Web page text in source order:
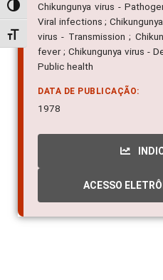
Alternar alto contraste
Alternar tamanho da fonte
Chikungunya virus -
Viral infections ;
virus - Transmission ;
fever ; Chikungunya virus -
Public health
DATA DE PUBLICAÇÃO:
1978
ACESSO